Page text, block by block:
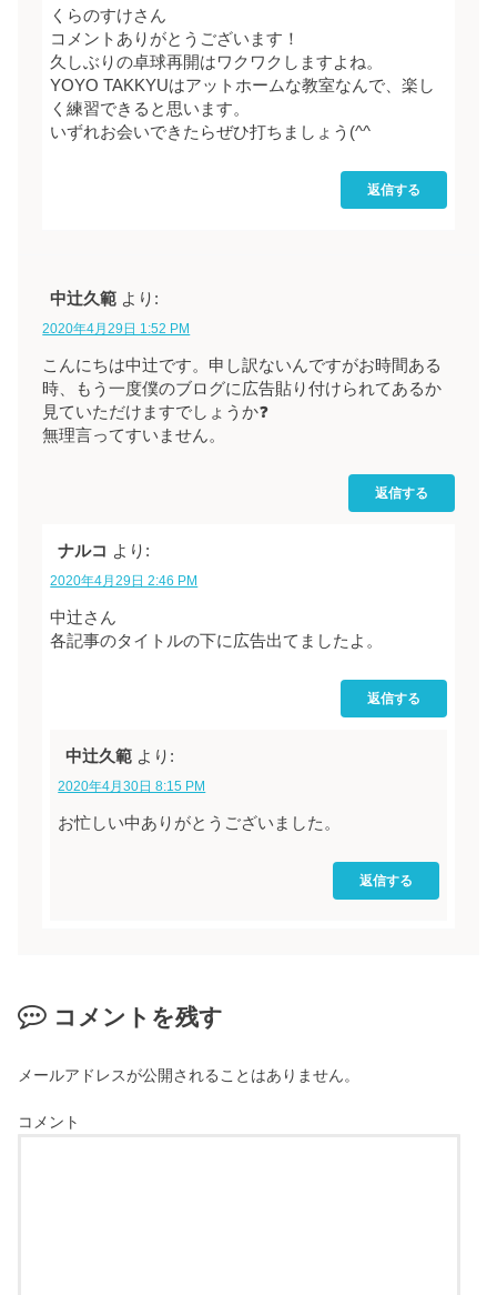
くらのすけさん
コメントありがとうございます！
久しぶりの卓球再開はワクワクしますよね。
YOYO TAKKYUはアットホームな教室なんで、楽し
く練習できると思います。
いずれお会いできたらぜひ打ちましょう(^^
返信する
中辻久範 より:
2020年4月29日 1:52 PM
こんにちは中辻です。申し訳ないんですがお時間ある
時、もう一度僕のブログに広告貼り付けられてあるか
見ていただけますでしょうか❓
無理言ってすいません。
返信する
ナルコ より:
2020年4月29日 2:46 PM
中辻さん
各記事のタイトルの下に広告出てましたよ。
返信する
中辻久範 より:
2020年4月30日 8:15 PM
お忙しい中ありがとうございました。
返信する
コメントを残す
メールアドレスが公開されることはありません。
コメント